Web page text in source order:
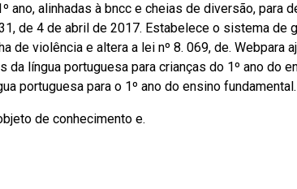
ano, alinhadas à bncc e cheias de diversão, para
de 4 de abril de 2017. Estabelece o sistema de
de violência e altera a lei nº 8. 069, de. Webpara
língua portuguesa para crianças do 1º ano do
portuguesa para o 1º ano do ensino fundamental.
de conhecimento e.